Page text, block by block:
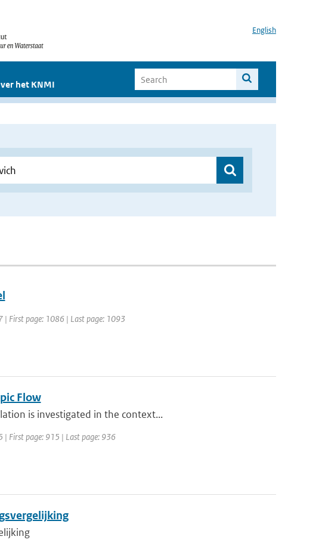
English
het KNMI
| First page: 1086 | Last page: 1093
Flow
is investigated in the context...
| First page: 915 | Last page: 936